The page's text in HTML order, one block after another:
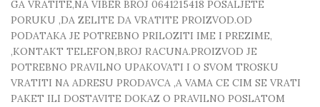
GA VRATITE,NA VIBER BROJ 0641215418 POSALJETE
PORUKU ,DA ZELITE DA VRATITE PROIZVOD.OD
PODATAKA JE POTREBNO PRILOZITI IME I PREZIME,
,KONTAKT TELEFON,BROJ RACUNA.PROIZVOD JE
POTREBNO PRAVILNO UPAKOVATI I O SVOM TROSKU
VRATITI NA ADRESU PRODAVCA ,A VAMA CE CIM SE VRATI
PAKET ILI DOSTAVITE DOKAZ O PRAVILNO POSLATOM